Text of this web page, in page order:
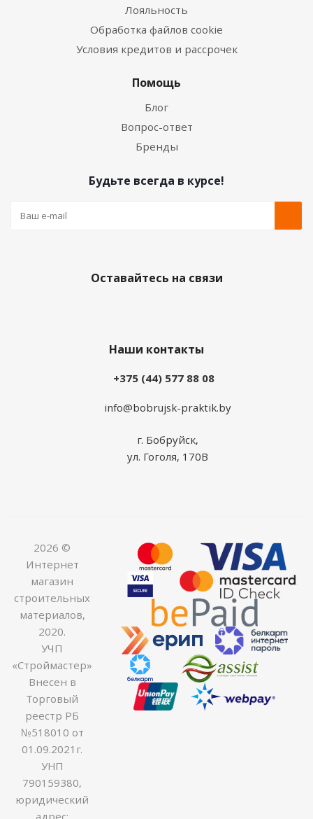
Лояльность
Обработка файлов cookie
Условия кредитов и рассрочек
Помощь
Блог
Вопрос-ответ
Бренды
Будьте всегда в курсе!
Оставайтесь на связи
Наши контакты
+375 (44) 577 88 08
info@bobrujsk-praktik.by
г. Бобруйск,
ул. Гоголя, 170В
2026 ©
Интернет
магазин
строительных
материалов,
2020.
УЧП
«Строймастер»
Внесен в
Торговый
реестр РБ
№518010 от
01.09.2021г.
УНП
790159380,
юридический
адрес: